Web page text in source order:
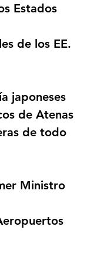
Estados
de los EE.
japoneses
de Atenas
de todo
Ministro